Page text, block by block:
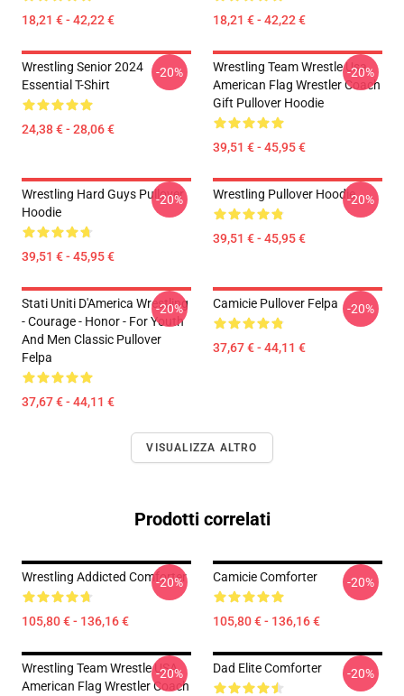
18,21 € - 42,22 € 18,21 € - 42,22 €
Wrestling Senior 2024
Essential T-Shirt
24,38 € - 28,06 €
-20%
Wrestling Team Wrestle Usa
American Flag Wrestler Coach
Gift Pullover Hoodie
39,51 € - 45,95 €
-20%
Wrestling Hard Guys Pullover
Hoodie
39,51 € - 45,95 €
-20% Wrestling Pullover Hoodie
39,51 € - 45,95 €
-20%
Stati Uniti D'America Wrestling
- Courage - Honor - For Youth
And Men Classic Pullover
Felpa
37,67 € - 44,11 €
-20% Camicie Pullover Felpa
37,67 € - 44,11 €
-20%
VISUALIZZA ALTRO
Prodotti correlati
Wrestling Addicted Comforter
105,80 € - 136,16 €
-20% Camicie Comforter
105,80 € - 136,16 €
-20%
Wrestling Team Wrestle USA
American Flag Wrestler Coach
-20% Dad Elite Comforter -20%